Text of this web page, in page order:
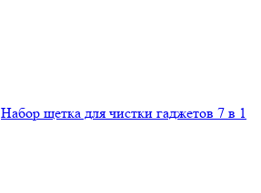
Набор щетка для чистки гаджетов 7 в 1